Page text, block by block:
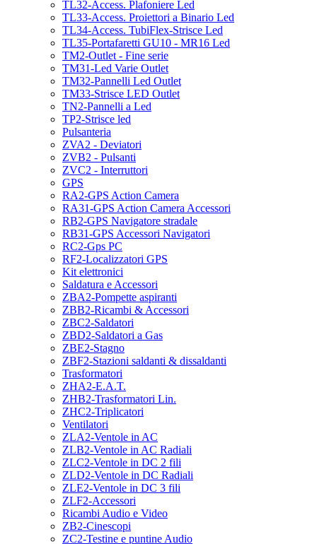
TL32-Access. Plafoniere Led
TL33-Access. Proiettori a Binario Led
TL34-Access. TubiFlex-Strisce Led
TL35-Portafaretti GU10 - MR16 Led
TM2-Outlet - Fine serie
TM31-Led Varie Outlet
TM32-Pannelli Led Outlet
TM33-Strisce LED Outlet
TN2-Pannelli a Led
TP2-Strisce led
Pulsanteria
ZVA2 - Deviatori
ZVB2 - Pulsanti
ZVC2 - Interruttori
GPS
RA2-GPS Action Camera
RA31-GPS Action Camera Accessori
RB2-GPS Navigatore stradale
RB31-GPS Accessori Navigatori
RC2-Gps PC
RF2-Localizzatori GPS
Kit elettronici
Saldatura e Accessori
ZBA2-Pompette aspiranti
ZBB2-Ricambi & Accessori
ZBC2-Saldatori
ZBD2-Saldatori a Gas
ZBE2-Stagno
ZBF2-Stazioni saldanti & dissaldanti
Trasformatori
ZHA2-E.A.T.
ZHB2-Trasformatori Lin.
ZHC2-Triplicatori
Ventilatori
ZLA2-Ventole in AC
ZLB2-Ventole in AC Radiali
ZLC2-Ventole in DC 2 fili
ZLD2-Ventole in DC Radiali
ZLE2-Ventole in DC 3 fili
ZLF2-Accessori
Ricambi Audio e Video
ZB2-Cinescopi
ZC2-Testine e puntine Audio